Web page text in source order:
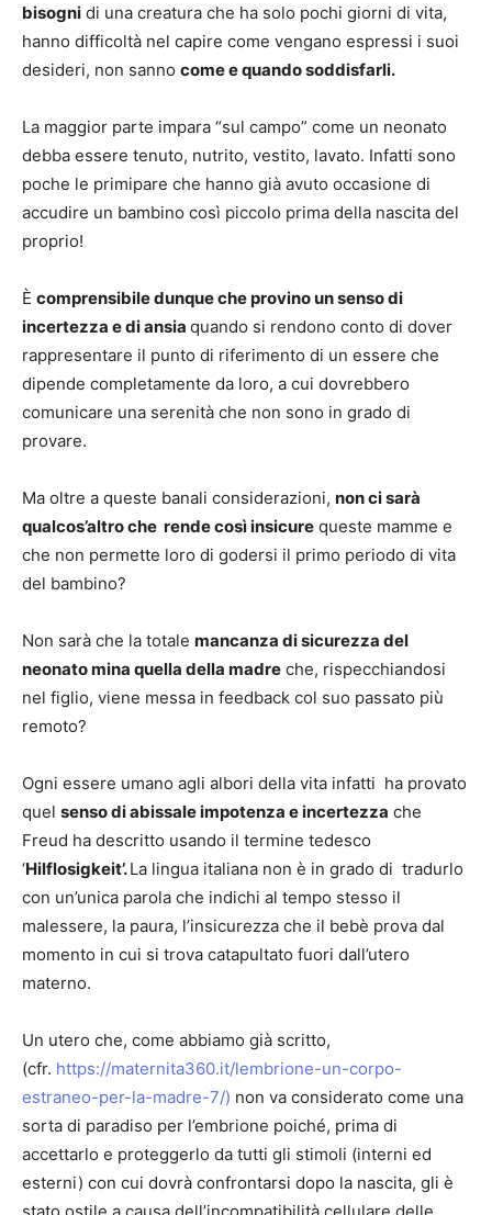
bisogni di una creatura che ha solo pochi giorni di vita,
hanno difficoltà nel capire come vengano espressi i suoi
desideri, non sanno come e quando soddisfarli.
La maggior parte impara “sul campo” come un neonato
debba essere tenuto, nutrito, vestito, lavato. Infatti sono
poche le primipare che hanno già avuto occasione di
accudire un bambino così piccolo prima della nascita del
proprio!
È comprensibile dunque che provino un senso di
incertezza e di ansia quando si rendono conto di dover
rappresentare il punto di riferimento di un essere che
dipende completamente da loro, a cui dovrebbero
comunicare una serenità che non sono in grado di
provare.
Ma oltre a queste banali considerazioni, non ci sarà
qualcos’altro che rende così insicure queste mamme e
che non permette loro di godersi il primo periodo di vita
del bambino?
Non sarà che la totale mancanza di sicurezza del
neonato mina quella della madre che, rispecchiandosi
nel figlio, viene messa in feedback col suo passato più
remoto?
Ogni essere umano agli albori della vita infatti ha provato
quel senso di abissale impotenza e incertezza che
Freud ha descritto usando il termine tedesco
‘Hilflosigkeit’.La lingua italiana non è in grado di tradurlo
con un’unica parola che indichi al tempo stesso il
malessere, la paura, l’insicurezza che il bebè prova dal
momento in cui si trova catapultato fuori dall’utero
materno.
Un utero che, come abbiamo già scritto,
(cfr. https://maternita360.it/lembrione-un-corpo-
estraneo-per-la-madre-7/) non va considerato come una
sorta di paradiso per l’embrione poiché, prima di
accettarlo e proteggerlo da tutti gli stimoli (interni ed
esterni) con cui dovrà confrontarsi dopo la nascita, gli è